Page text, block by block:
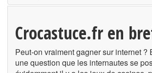
Crocastuce.fr en
Peut-on vraiment gagner sur internet ?
une question que les internautes se